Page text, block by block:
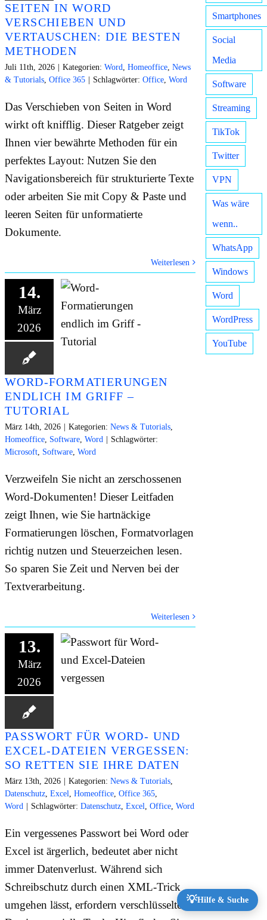
SEITEN IN WORD
VERSCHIEBEN UND
VERTAUSCHEN: DIE BESTEN
METHODEN
Juli 11th, 2026 Kategorien: Word Homeoffice News
& Tutorials Office 365 Schlagwörter: Office Word
Das Verschieben von Seiten in Word
wirkt oft knifflig. Dieser Ratgeber zeigt
Ihnen vier bewährte Methoden für ein
perfektes Layout: Nutzen Sie den
Navigationsbereich für strukturierte Texte
oder arbeiten Sie mit Copy & Paste und
leeren Seiten für unformatierte
Dokumente.
Weiterlesen
14.
März
2026
WORD-FORMATIERUNGEN
ENDLICH IM GRIFF –
TUTORIAL
März 14th, 2026 Kategorien: News & Tutorials
Homeoffice Software Word
Schlagwörter:
Microsoft Software Word
Verzweifeln Sie nicht an zerschossenen
Word-Dokumenten! Dieser Leitfaden
zeigt Ihnen, wie Sie hartnäckige
Formatierungen löschen, Formatvorlagen
richtig nutzen und Steuerzeichen lesen.
So sparen Sie Zeit und Nerven bei der
Textverarbeitung.
Weiterlesen
13.
März
2026
PASSWORT FÜR WORD- UND
EXCEL-DATEIEN VERGESSEN:
SO RETTEN SIE IHRE DATEN
März 13th, 2026 Kategorien: News & Tutorials
Datenschutz Excel Homeoffice Office 365
Word
Schlagwörter: Datenschutz Excel Office Word
Ein vergessenes Passwort bei Word oder
Excel ist ärgerlich, bedeutet aber nicht
immer Datenverlust. Während sich
Schreibschutz durch einen XML-Trick
umgehen lässt, erfordern verschlüsselte
Smartphones
Social
Media
Software
Streaming
TikTok
Twitter
VPN
Was wäre
wenn..
WhatsApp
Windows
Word
WordPress
YouTube
💡Hilfe & Suche